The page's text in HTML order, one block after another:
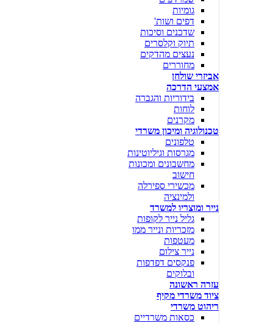
גומיות
דפים ושות'
שדכנים וסיכות
תיוק וקלסרים
נעצים מהדקים
מחוררים
אביזרי שולחן
אמצעי הדרכה
בידוריות והגברה
לוחות
מקרנים
טכנולוגיה ומיכון משרדי
טלפונים
מגרסות וגיליוטינות
מחשבונים ומכונות
חישוב
מכשירי ספירלה
ולמינציה
נייר ומוצריו למשרד
גליל נייר לקופות
מזכריות ונייר ממו
מעטפות
נייר צילום
פנקסים דפדפות
ובלוקים
עזרה ראשונה
ציוד משרדי מקיף
ריהוט משרדי
כסאות משרדיים